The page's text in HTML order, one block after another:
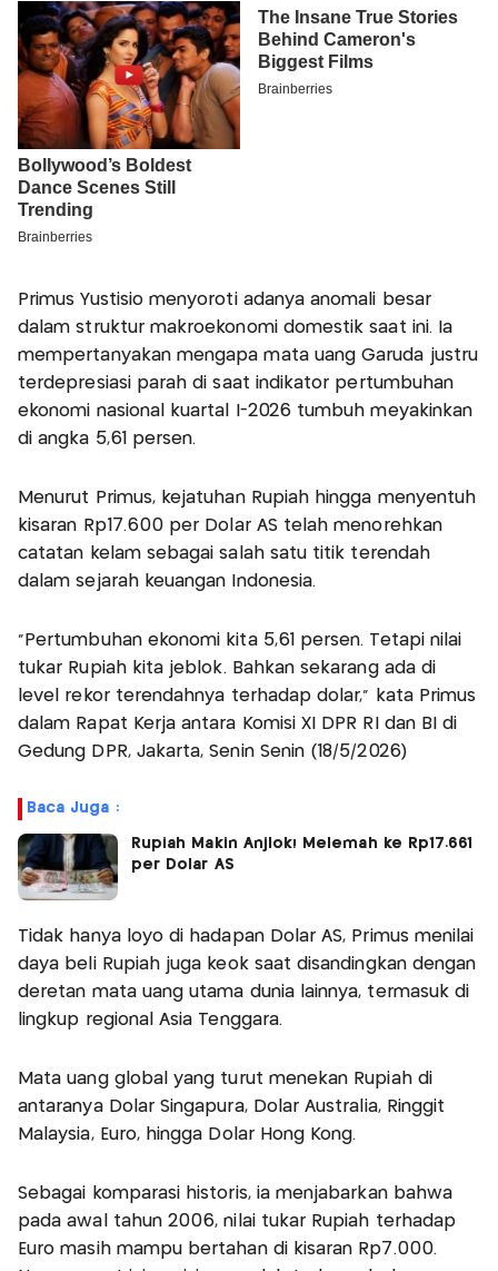
Primus Yustisio menyoroti adanya anomali besar
dalam struktur makroekonomi domestik saat ini. Ia
mempertanyakan mengapa mata uang Garuda justru
terdepresiasi parah di saat indikator pertumbuhan
ekonomi nasional kuartal I-2026 tumbuh meyakinkan
di angka 5,61 persen.
Menurut Primus, kejatuhan Rupiah hingga menyentuh
kisaran Rp17.600 per Dolar AS telah menorehkan
catatan kelam sebagai salah satu titik terendah
dalam sejarah keuangan Indonesia.
“Pertumbuhan ekonomi kita 5,61 persen. Tetapi nilai
tukar Rupiah kita jeblok. Bahkan sekarang ada di
level rekor terendahnya terhadap dolar,” kata Primus
dalam Rapat Kerja antara Komisi XI DPR RI dan BI di
Gedung DPR, Jakarta, Senin Senin (18/5/2026)
Baca Juga :
Rupiah Makin Anjlok! Melemah ke Rp17.661
per Dolar AS
Tidak hanya loyo di hadapan Dolar AS, Primus menilai
daya beli Rupiah juga keok saat disandingkan dengan
deretan mata uang utama dunia lainnya, termasuk di
lingkup regional Asia Tenggara.
Mata uang global yang turut menekan Rupiah di
antaranya Dolar Singapura, Dolar Australia, Ringgit
Malaysia, Euro, hingga Dolar Hong Kong.
Sebagai komparasi historis, ia menjabarkan bahwa
pada awal tahun 2006, nilai tukar Rupiah terhadap
Euro masih mampu bertahan di kisaran Rp7.000.